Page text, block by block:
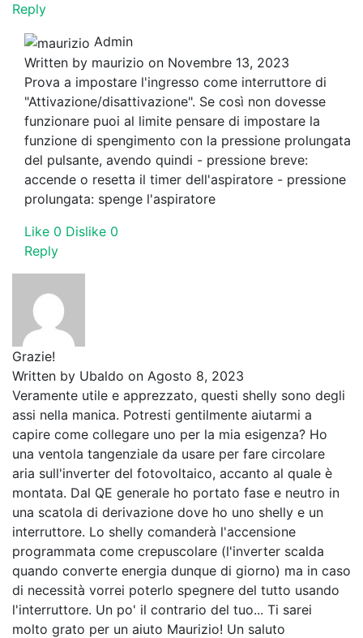
Reply
Admin
Written by maurizio on Novembre 13, 2023
Prova a impostare l'ingresso come interruttore di
"Attivazione/disattivazione". Se così non dovesse
funzionare puoi al limite pensare di impostare la
funzione di spengimento con la pressione prolungata
del pulsante, avendo quindi - pressione breve:
accende o resetta il timer dell'aspiratore - pressione
prolungata: spenge l'aspiratore
Like 0 Dislike 0
Reply
Grazie!
Written by Ubaldo on Agosto 8, 2023
Veramente utile e apprezzato, questi shelly sono degli
assi nella manica. Potresti gentilmente aiutarmi a
capire come collegare uno per la mia esigenza? Ho
una ventola tangenziale da usare per fare circolare
aria sull'inverter del fotovoltaico, accanto al quale è
montata. Dal QE generale ho portato fase e neutro in
una scatola di derivazione dove ho uno shelly e un
interruttore. Lo shelly comanderà l'accensione
programmata come crepuscolare (l'inverter scalda
quando converte energia dunque di giorno) ma in caso
di necessità vorrei poterlo spegnere del tutto usando
l'interruttore. Un po' il contrario del tuo... Ti sarei
molto grato per un aiuto Maurizio! Un saluto